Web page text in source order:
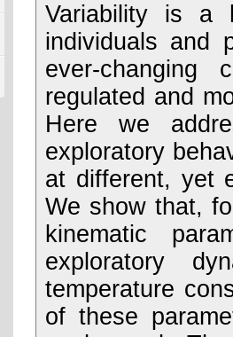
Variability is a
individuals and
ever-changing
regulated and
Here we
exploratory
at different, yet
We show that,
kinematic
exploratory
temperature
of these